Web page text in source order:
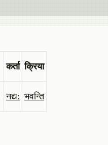
कर्ता क्रिया
नद्य: भवन्ति